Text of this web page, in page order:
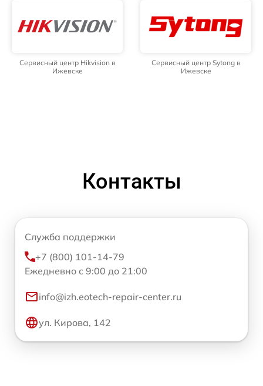
Сервисный центр Hikvision в
Ижевске
Сервисный центр Sytong в
Ижевске
Контакты
Служба поддержки
+7 (800) 101-14-79
Ежедневно с 9:00 до 21:00
info@izh.eotech-repair-center.ru
ул. Кирова, 142